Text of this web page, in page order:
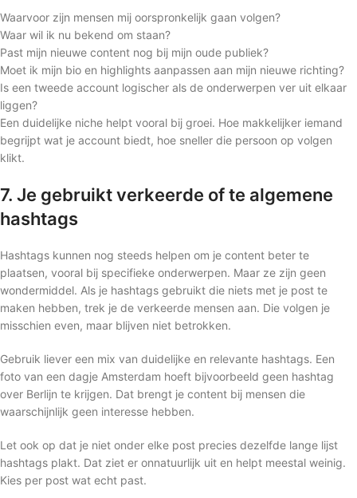
Waarvoor zijn mensen mij oorspronkelijk gaan volgen?
Waar wil ik nu bekend om staan?
Past mijn nieuwe content nog bij mijn oude publiek?
Moet ik mijn bio en highlights aanpassen aan mijn nieuwe richting?
Is een tweede account logischer als de onderwerpen ver uit elkaar
liggen?
Een duidelijke niche helpt vooral bij groei. Hoe makkelijker iemand
begrijpt wat je account biedt, hoe sneller die persoon op volgen
klikt.
7. Je gebruikt verkeerde of te algemene
hashtags
Hashtags kunnen nog steeds helpen om je content beter te
plaatsen, vooral bij specifieke onderwerpen. Maar ze zijn geen
wondermiddel. Als je hashtags gebruikt die niets met je post te
maken hebben, trek je de verkeerde mensen aan. Die volgen je
misschien even, maar blijven niet betrokken.
Gebruik liever een mix van duidelijke en relevante hashtags. Een
foto van een dagje Amsterdam hoeft bijvoorbeeld geen hashtag
over Berlijn te krijgen. Dat brengt je content bij mensen die
waarschijnlijk geen interesse hebben.
Let ook op dat je niet onder elke post precies dezelfde lange lijst
hashtags plakt. Dat ziet er onnatuurlijk uit en helpt meestal weinig.
Kies per post wat echt past.